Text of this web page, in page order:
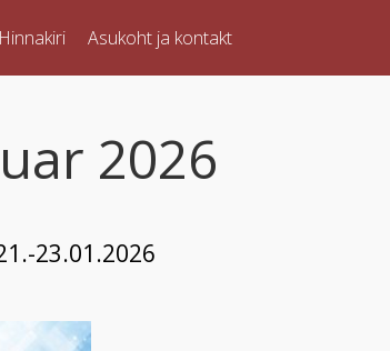
Hinnakiri Asukoht ja kontakt
2026
23.01.2026